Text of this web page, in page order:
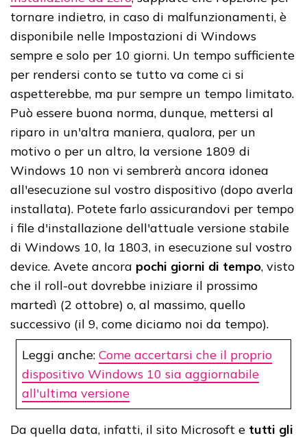
tornare indietro, in caso di malfunzionamenti, è
disponibile nelle Impostazioni di Windows
sempre e solo per 10 giorni. Un tempo sufficiente
per rendersi conto se tutto va come ci si
aspetterebbe, ma pur sempre un tempo limitato.
Può essere buona norma, dunque, mettersi al
riparo in un'altra maniera, qualora, per un
motivo o per un altro, la versione 1809 di
Windows 10 non vi sembrerà ancora idonea
all'esecuzione sul vostro dispositivo (dopo averla
installata). Potete farlo assicurandovi per tempo
i file d'installazione dell'attuale versione stabile
di Windows 10, la 1803, in esecuzione sul vostro
device. Avete ancora pochi giorni di tempo, visto
che il roll-out dovrebbe iniziare il prossimo
martedì (2 ottobre) o, al massimo, quello
successivo (il 9, come diciamo noi da tempo).
Leggi anche: Come accertarsi che il proprio
dispositivo Windows 10 sia aggiornabile
all'ultima versione
Da quella data, infatti, il sito Microsoft e tutti gli